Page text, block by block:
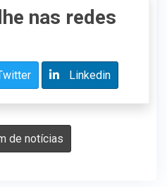
nas redes
Linkedin
de notícias